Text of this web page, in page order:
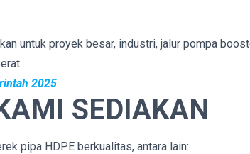
untuk proyek besar, industri, jalur pompa
2025
SEDIAKAN
pipa HDPE berkualitas, antara lain: